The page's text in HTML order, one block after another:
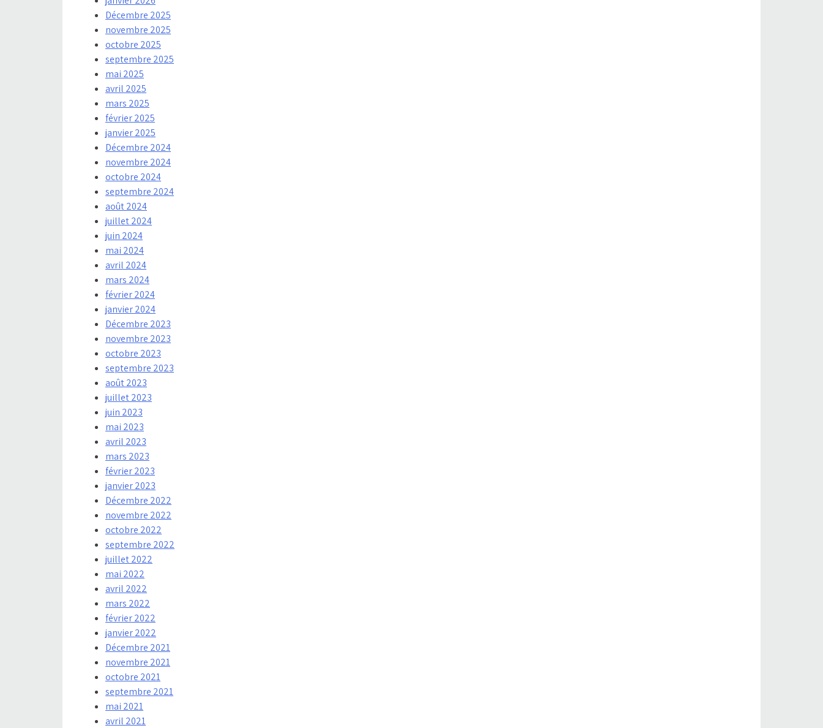
Décembre 2025
novembre 2025
octobre 2025
septembre 2025
mai 2025
avril 2025
mars 2025
février 2025
janvier 2025
Décembre 2024
novembre 2024
octobre 2024
septembre 2024
août 2024
juillet 2024
juin 2024
mai 2024
avril 2024
mars 2024
février 2024
janvier 2024
Décembre 2023
novembre 2023
octobre 2023
septembre 2023
août 2023
juillet 2023
juin 2023
mai 2023
avril 2023
mars 2023
février 2023
janvier 2023
Décembre 2022
novembre 2022
octobre 2022
septembre 2022
juillet 2022
mai 2022
avril 2022
mars 2022
février 2022
janvier 2022
Décembre 2021
novembre 2021
octobre 2021
septembre 2021
mai 2021
avril 2021